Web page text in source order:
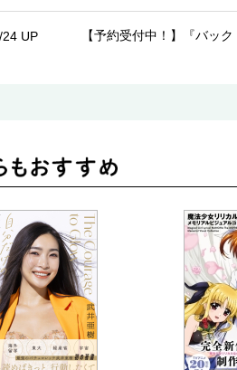
UP 【予約受付中！】『バッ